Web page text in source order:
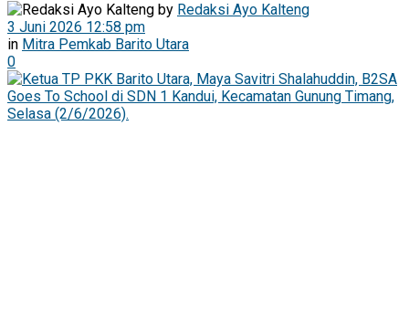
by Redaksi Ayo Kalteng
3 Juni 2026 12:58 pm
in Mitra Pemkab Barito Utara
0